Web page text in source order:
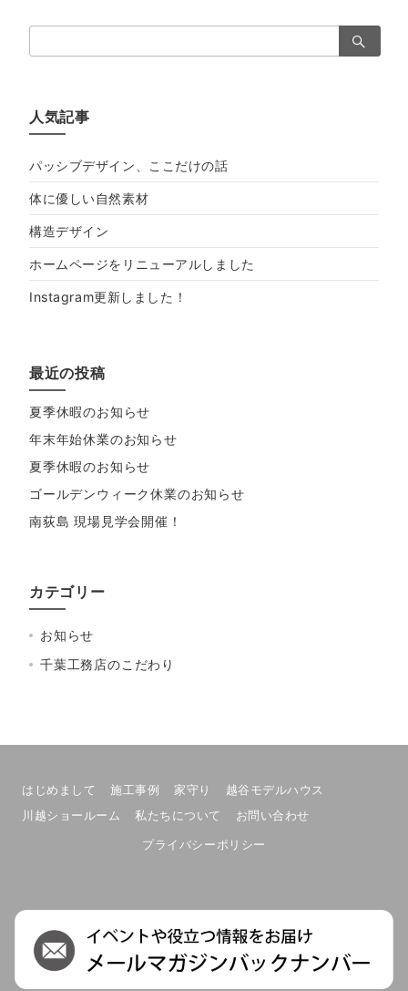
索：
人気記事
パッシブデザイン、ここだけの話
体に優しい自然素材
構造デザイン
ホームページをリニューアルしました
Instagram更新しました！
最近の投稿
夏季休暇のお知らせ
年末年始休業のお知らせ
夏季休暇のお知らせ
ゴールデンウィーク休業のお知らせ
南荻島 現場見学会開催！
カテゴリー
お知らせ
千葉工務店のこだわり
はじめまして 施工事例 家守り
越谷モデルハウス
川越ショールーム
私たちについて お問い合わせ
プライバシーポリシー